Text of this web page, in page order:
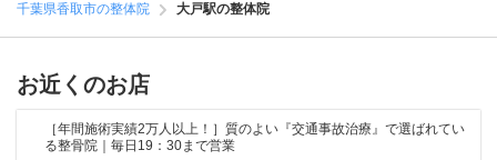
千葉県香取市の整体院
大戸駅の整体院
お近くのお店
［年間施術実績2万人以上！］質のよい『交通事故治療』で選ばれてい
る整骨院｜毎日19：30まで営業